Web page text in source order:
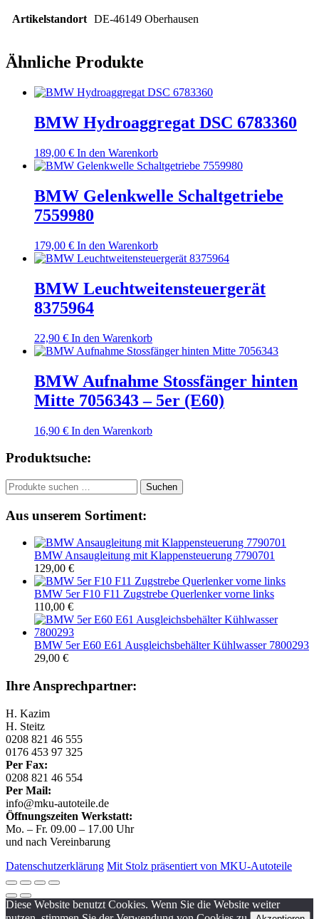
Artikelstandort DE-46149 Oberhausen
Ähnliche Produkte
BMW Hydroaggregat DSC 6783360
189,00 € In den Warenkorb
BMW Gelenkwelle Schaltgetriebe
7559980
179,00 € In den Warenkorb
BMW Leuchtweitensteuergerät
8375964
22,90 € In den Warenkorb
BMW Aufnahme Stossfänger hinten
Mitte 7056343 – 5er (E60)
16,90 € In den Warenkorb
Produktsuche:
Suchen
nach:
Suchen
Aus unserem Sortiment:
BMW Ansaugleitung mit Klappensteuerung 7790701
129,00 €
BMW 5er F10 F11 Zugstrebe Querlenker vorne links
110,00 €
BMW 5er E60 E61 Ausgleichsbehälter Kühlwasser 7800293
29,00 €
Ihre Ansprechpartner:
H. Kazim
H. Steitz
0208 821 46 555
0176 453 97 325
Per Fax:
0208 821 46 554
Per Mail:
info@mku-autoteile.de
Öffnungszeiten Werkstatt:
Mo. – Fr. 09.00 – 17.00 Uhr
und nach Vereinbarung
Datenschutzerklärung Mit Stolz präsentiert von MKU-Autoteile
Diese Website benutzt Cookies. Wenn Sie die Website weiter